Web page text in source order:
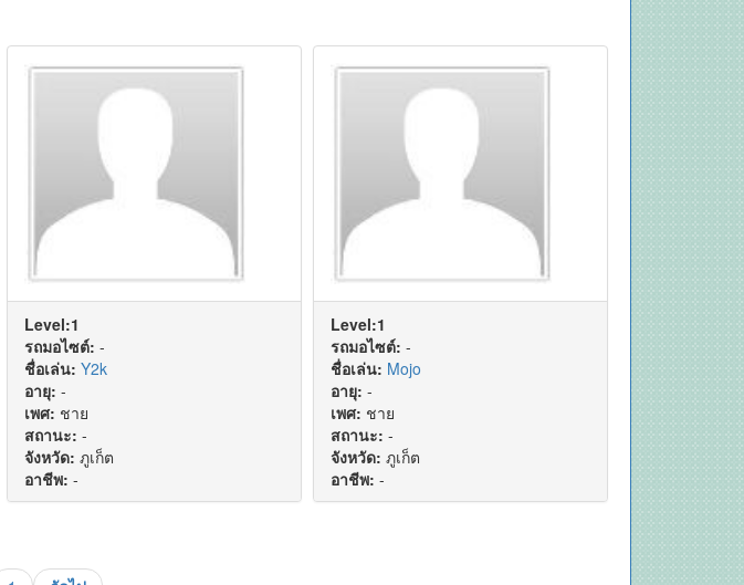
Level:1
รถมอไซต์: -
ชื่อเล่น: Y2k
อายุ: -
เพศ: ชาย
สถานะ: -
จังหวัด: ภูเก็ต
อาชีพ: -
Level:1
รถมอไซต์: -
ชื่อเล่น: Mojo
อายุ: -
เพศ: ชาย
สถานะ: -
จังหวัด: ภูเก็ต
อาชีพ: -